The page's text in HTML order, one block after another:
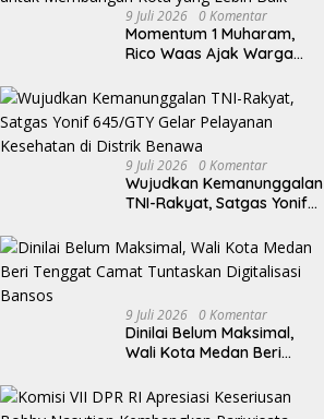
9 Juli 2026 0 Komentar
Momentum 1 Muharam,
Rico Waas Ajak Warga
Sederhana untuk
Membangun Kota yang
Lebih Baik
9 Juli 2026 0 Komentar
Wujudkan Kemanunggalan
TNI-Rakyat, Satgas Yonif
Kesehatan di Distrik
Benawa
9 Juli 2026 0 Komentar
Dinilai Belum Maksimal,
Wali Kota Medan Beri
Digitalisasi Bansos